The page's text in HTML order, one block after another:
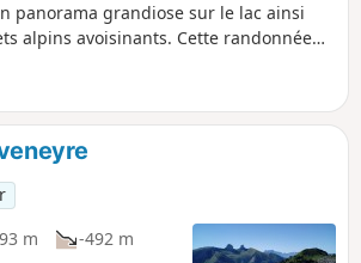
panorama grandiose sur le lac ainsi
alpins avoisinants. Cette randonnée
à partir du Col de Jaman.
m
-492 m